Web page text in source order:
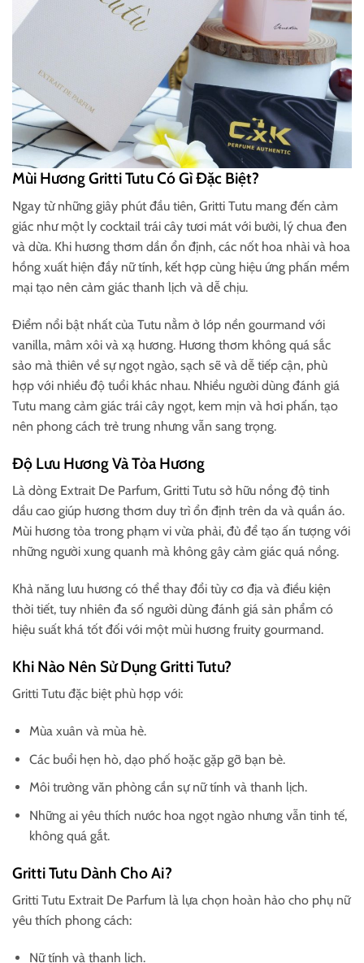
Mùi Hương Gritti Tutu Có Gì Đặc Biệt?
Ngay từ những giây phút đầu tiên, Gritti Tutu mang đến cảm
giác như một ly cocktail trái cây tươi mát với bưởi, lý chua đen
và dừa. Khi hương thơm dần ổn định, các nốt hoa nhài và hoa
hồng xuất hiện đầy nữ tính, kết hợp cùng hiệu ứng phấn mềm
mại tạo nên cảm giác thanh lịch và dễ chịu.
Điểm nổi bật nhất của Tutu nằm ở lớp nền gourmand với
vanilla, mâm xôi và xạ hương. Hương thơm không quá sắc
sảo mà thiên về sự ngọt ngào, sạch sẽ và dễ tiếp cận, phù
hợp với nhiều độ tuổi khác nhau. Nhiều người dùng đánh giá
Tutu mang cảm giác trái cây ngọt, kem mịn và hơi phấn, tạo
nên phong cách trẻ trung nhưng vẫn sang trọng.
Độ Lưu Hương Và Tỏa Hương
Là dòng Extrait De Parfum, Gritti Tutu sở hữu nồng độ tinh
dầu cao giúp hương thơm duy trì ổn định trên da và quần áo.
Mùi hương tỏa trong phạm vi vừa phải, đủ để tạo ấn tượng với
những người xung quanh mà không gây cảm giác quá nồng.
Khả năng lưu hương có thể thay đổi tùy cơ địa và điều kiện
thời tiết, tuy nhiên đa số người dùng đánh giá sản phẩm có
hiệu suất khá tốt đối với một mùi hương fruity gourmand.
Khi Nào Nên Sử Dụng Gritti Tutu?
Gritti Tutu đặc biệt phù hợp với:
Mùa xuân và mùa hè.
Các buổi hẹn hò, dạo phố hoặc gặp gỡ bạn bè.
Môi trường văn phòng cần sự nữ tính và thanh lịch.
Những ai yêu thích nước hoa ngọt ngào nhưng vẫn tinh tế,
không quá gắt.
Gritti Tutu Dành Cho Ai?
Gritti Tutu Extrait De Parfum là lựa chọn hoàn hảo cho phụ nữ
yêu thích phong cách:
Nữ tính và thanh lịch.